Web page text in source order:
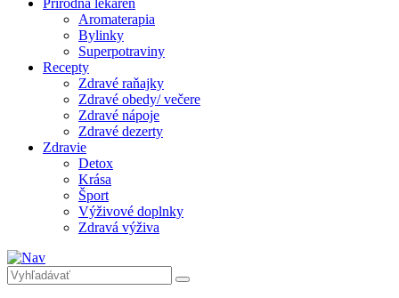
Prírodná lekáreň
Aromaterapia
Bylinky
Superpotraviny
Recepty
Zdravé raňajky
Zdravé obedy/ večere
Zdravé nápoje
Zdravé dezerty
Zdravie
Detox
Krása
Šport
Výživové doplnky
Zdravá výživa